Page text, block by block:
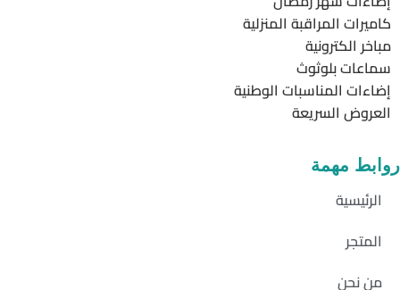
كاميرات المراقبة المنزلية
مباخر الكترونية
سماعات بلوثوث
إضاءات المناسبات الوطنية
العروض السريعة
روابط مهمة
الرئيسية
المتجر
من نحن